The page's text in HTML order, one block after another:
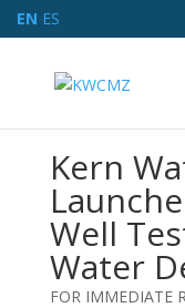
Kern
Well
Water
FOR IMMEDIATE
EN ES